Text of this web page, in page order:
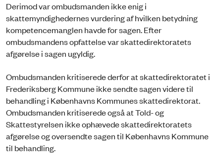
Derimod var ombudsmanden ikke enig i
skattemyndighedernes vurdering af hvilken betydning
kompetencemanglen havde for sagen. Efter
ombudsmandens opfattelse var skattedirektoratets
afgørelse i sagen ugyldig.
Ombudsmanden kritiserede derfor at skattedirektoratet i
Frederiksberg Kommune ikke sendte sagen videre til
behandling i Københavns Kommunes skattedirektorat.
Ombudsmanden kritiserede også at Told- og
Skattestyrelsen ikke ophævede skattedirektoratets
afgørelse og oversendte sagen til Københavns Kommune
til behandling.